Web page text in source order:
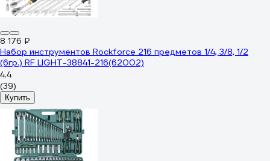
8 176 ₽
Набор инструментов Rockforce 216 предметов 1/4, 3/8, 1/2
(6гр.) RF LIGHT-38841-216(62002)
4.4
(39)
Купить